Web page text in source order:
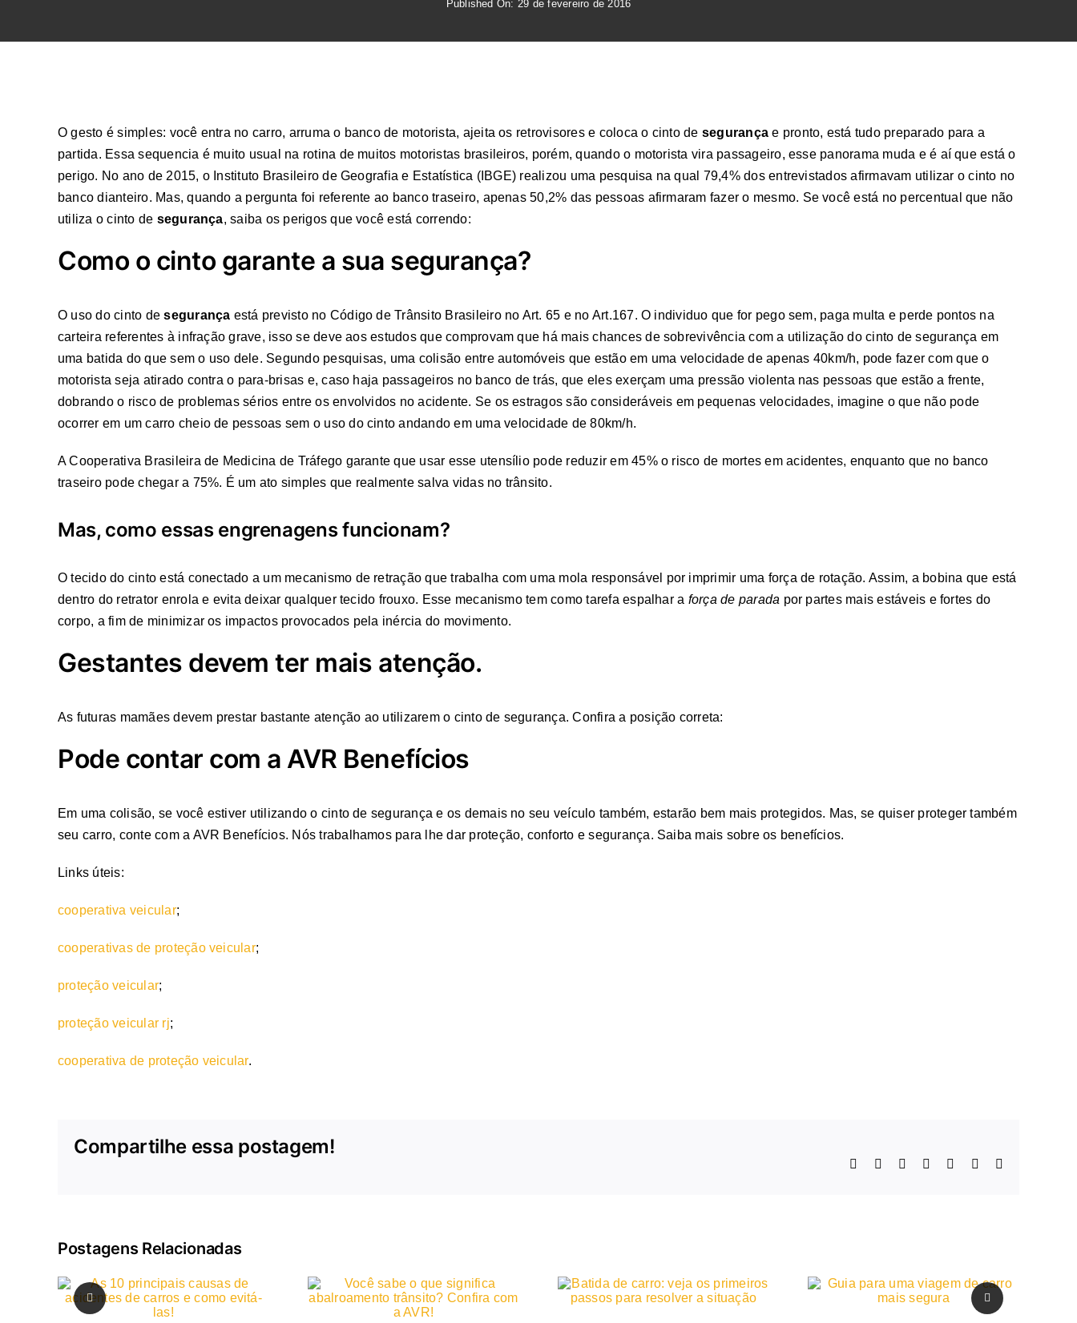
Published On: 29 de fevereiro de 2016
O gesto é simples: você entra no carro, arruma o banco de motorista, ajeita os retrovisores e coloca o cinto de segurança e pronto, está tudo preparado para a
partida. Essa sequencia é muito usual na rotina de muitos motoristas brasileiros, porém, quando o motorista vira passageiro, esse panorama muda e é aí que está o
perigo. No ano de 2015, o Instituto Brasileiro de Geografia e Estatística (IBGE) realizou uma pesquisa na qual 79,4% dos entrevistados afirmavam utilizar o cinto no
banco dianteiro. Mas, quando a pergunta foi referente ao banco traseiro, apenas 50,2% das pessoas afirmaram fazer o mesmo. Se você está no percentual que não
utiliza o cinto de segurança, saiba os perigos que você está correndo:
Como o cinto garante a sua segurança?
O uso do cinto desegurança está previsto no Código de Trânsito Brasileiro no Art. 65 e no Art.167. O individuo que for pego sem, paga multa e perde pontos na
carteira referentes à infração grave, isso se deve aos estudos que comprovam que há mais chances de sobrevivência com a utilização do cinto de segurança em
uma batida do que sem o uso dele. Segundo pesquisas, uma colisão entre automóveis que estão em uma velocidade de apenas 40km/h, pode fazer com que o
motorista seja atirado contra o para-brisas e, caso haja passageiros no banco de trás, que eles exerçam uma pressão violenta nas pessoas que estão a frente,
dobrando o risco de problemas sérios entre os envolvidos no acidente. Se os estragos são consideráveis em pequenas velocidades, imagine o que não pode
ocorrer em um carro cheio de pessoas sem o uso do cinto andando em uma velocidade de 80km/h.
A Cooperativa Brasileira de Medicina de Tráfego garante que usar esse utensílio pode reduzir em 45% o risco de mortes em acidentes, enquanto que no banco
traseiro pode chegar a 75%. É um ato simples que realmente salva vidas no trânsito.
Mas, como essas engrenagens funcionam?
O tecido do cinto está conectado a um mecanismo de retração que trabalha com uma mola responsável por imprimir uma força de rotação. Assim, a bobina que está
dentro do retrator enrola e evita deixar qualquer tecido frouxo. Esse mecanismo tem como tarefa espalhar a força de parada por partes mais estáveis e fortes do
corpo, a fim de minimizar os impactos provocados pela inércia do movimento.
Gestantes devem ter mais atenção.
As futuras mamães devem prestar bastante atenção ao utilizarem o cinto de segurança. Confira a posição correta:
Pode contar com a AVR Benefícios
Em uma colisão, se você estiver utilizando o cinto de segurança e os demais no seu veículo também, estarão bem mais protegidos. Mas, se quiser proteger também
seu carro, conte com a AVR Benefícios. Nós trabalhamos para lhe dar proteção, conforto e segurança. Saiba mais sobre os benefícios.
Links úteis:
cooperativa veicular;
cooperativas de proteção veicular;
proteção veicular;
proteção veicular rj;
cooperativa de proteção veicular.
Compartilhe essa postagem!
Facebook LinkedInWhatsAppTelegramPinterest
Postagens Relacionadas